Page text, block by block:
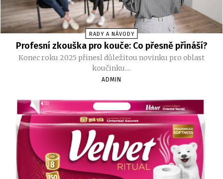
RADY A NÁVODY
Profesní zkouška pro kouče: Co přesně přináší?
Konec roku 2025 přinesl důležitou novinku pro oblast
koučinku....
ADMIN